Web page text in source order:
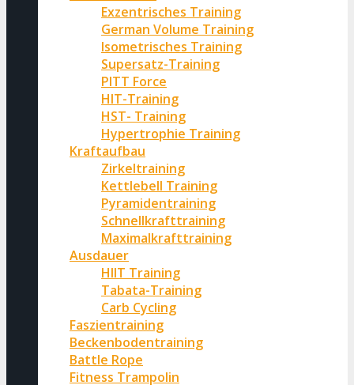
Exzentrisches Training
German Volume Training
Isometrisches Training
Supersatz-Training
PITT Force
HIT-Training
HST- Training
Hypertrophie Training
Kraftaufbau
Zirkeltraining
Kettlebell Training
Pyramidentraining
Schnellkrafttraining
Maximalkrafttraining
Ausdauer
HIIT Training
Tabata-Training
Carb Cycling
Faszientraining
Beckenbodentraining
Battle Rope
Fitness Trampolin